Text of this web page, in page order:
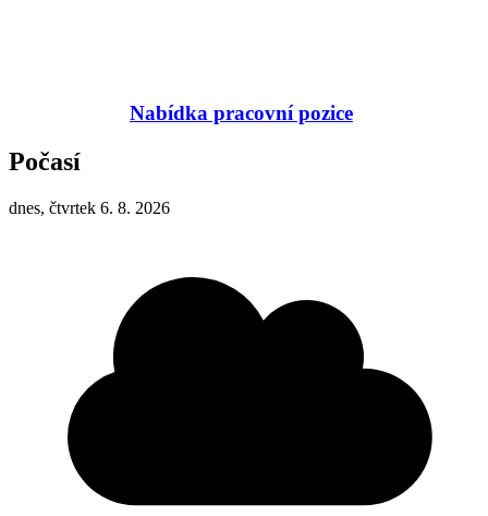
Nabídka pracovní pozice
Počasí
dnes, čtvrtek 6. 8. 2026